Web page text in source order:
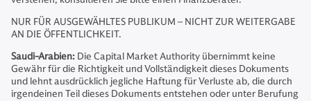
NUR FÜR AUSGEWÄHLTES PUBLIKUM – NICHT ZUR WEITERGABE
AN DIE ÖFFENTLICHKEIT.
Saudi-Arabien: Die Capital Market Authority übernimmt keine
Gewähr für die Richtigkeit und Vollständigkeit dieses Dokuments
und lehnt ausdrücklich jegliche Haftung für Verluste ab, die durch
irgendeinen Teil dieses Dokuments entstehen oder unter Berufung